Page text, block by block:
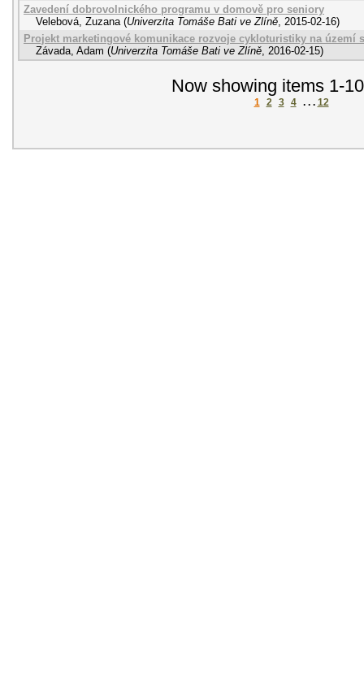
Zavedení dobrovolnického programu v domově pro seniory
Velebová, Zuzana (Univerzita Tomáše Bati ve Zlíně, 2015-02-16)
Projekt marketingové komunikace rozvoje cykloturistiky na území
Závada, Adam (Univerzita Tomáše Bati ve Zlíně, 2016-02-15)
Now showing items 1-
1 2 3 4 . . . 12